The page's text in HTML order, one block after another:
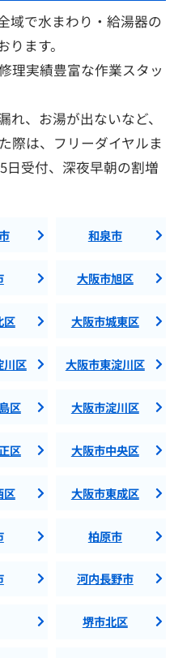
域で水まわり・給湯器の
ます。
理実績豊富な作業スタッ
れ、お湯が出ないなど、
際は、フリーダイヤルま
日受付、深夜早朝の割増
和泉市
大阪市旭区
区 大阪市城東区
川区 大阪市東淀川区
区 大阪市淀川区
区 大阪市中央区
区 大阪市東成区
柏原市
河内長野市
堺市北区